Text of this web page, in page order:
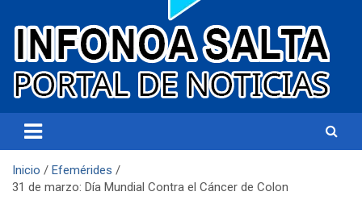
Infonoa Salta
Inicio
Efemérides
31 de marzo: Día Mundial Contra el Cáncer de Colon